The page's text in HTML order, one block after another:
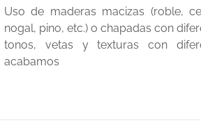
Uso de maderas macizas (roble,
nogal, pino, etc.) o chapadas con
tonos, vetas y texturas con
acabamos